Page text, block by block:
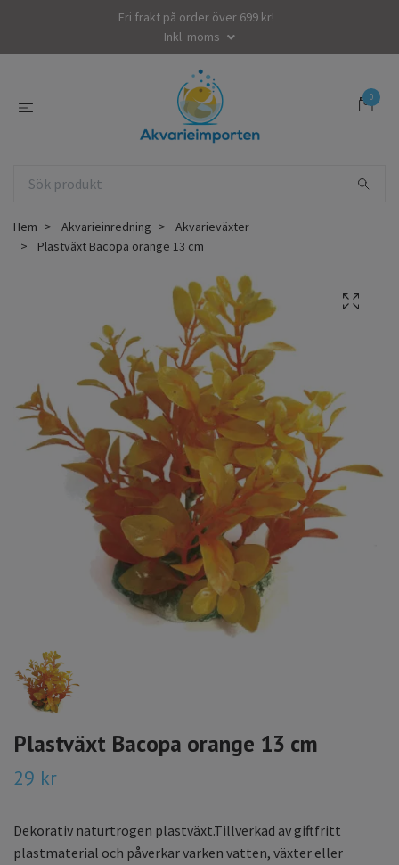
Fri frakt på order över 699 kr!
Inkl. moms
0
Hem Akvarieinredning
Akvarieväxter
Plastväxt Bacopa orange 13 cm
Plastväxt Bacopa orange 13 cm
29 kr
Dekorativ naturtrogen plastväxt.Tillverkad av giftfritt
plastmaterial och påverkar varken vatten, växter eller